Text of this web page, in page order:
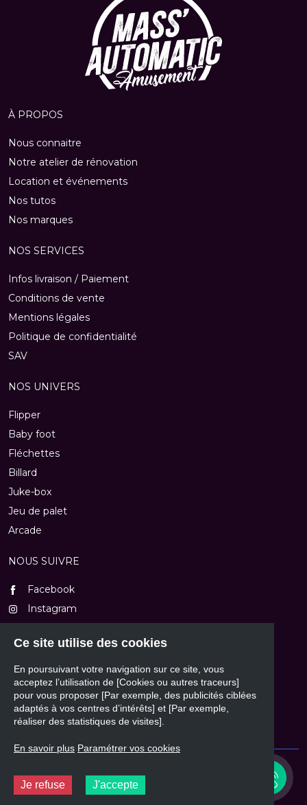
À PROPOS
Nous connaitre
Notre atelier de rénovation
Location et événements
Nos tutos
Nos marques
NOS SERVICES
Infos livraison / Paiement
Conditions de vente
Mentions légales
Politique de confidentialité
SAV
NOS UNIVERS
Flipper
Baby foot
Fléchettes
Billard
Juke-box
Jeu de palet
Arcade
NOUS SUIVRE
Facebook
Instagram
Youtube
NOUS CONTACTER
Formulaire de contact
03 82 84 77 20(de 9h à 12h et de 14h à 18h30) ou
contact@massautomatic.fr
Ce site utilise des cookies
En poursuivant votre navigation sur ce site, vous
acceptez l’utilisation de [Cookies ou autres traceurs]
pour vous proposer [Par exemple, des publicités ciblées
adaptés à vos centres d’intérêts] et [Par exemple,
réaliser des statistiques de visites].
En savoir plus Paramétrer vos cookies
Je refuse J'accepte